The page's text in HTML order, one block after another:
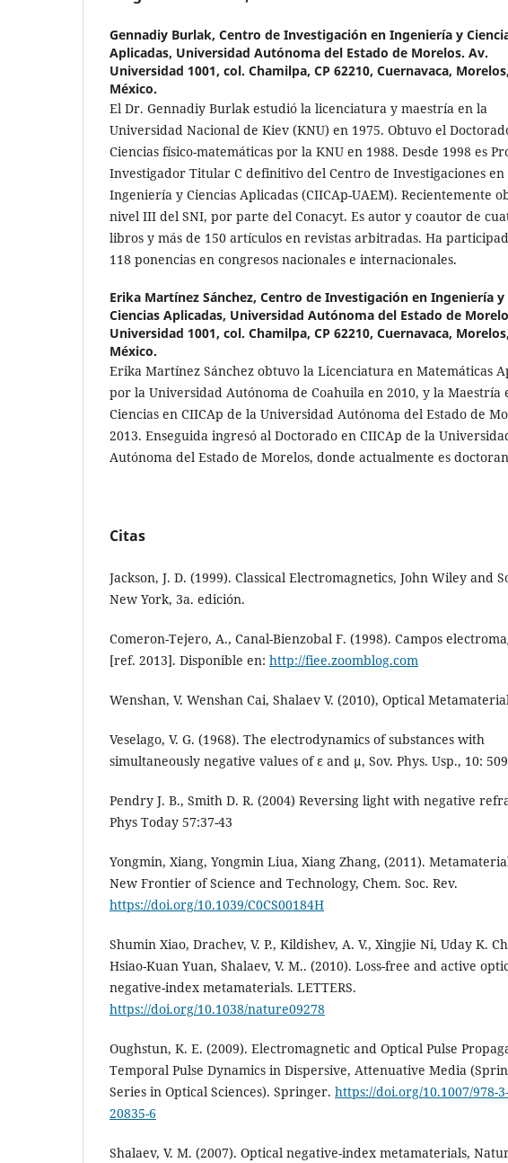
Gennadiy Burlak, Centro de Investigación en Ingeniería y
Aplicadas, Universidad Autónoma del Estado de Morelos. Av.
Universidad 1001, col. Chamilpa, CP 62210, Cuernavaca, Morelos,
México.
El Dr. Gennadiy Burlak estudió la licenciatura y maestría en la
Universidad Nacional de Kiev (KNU) en 1975. Obtuvo el
Ciencias físico-matemáticas por la KNU en 1988. Desde 1998 es
Investigador Titular C definitivo del Centro de Investigaciones en
Ingeniería y Ciencias Aplicadas (CIICAp-UAEM). Recientemente
nivel III del SNI, por parte del Conacyt. Es autor y coautor de
libros y más de 150 artículos en revistas arbitradas. Ha
118 ponencias en congresos nacionales e internacionales.
Erika Martínez Sánchez, Centro de Investigación en Ingeniería y
Ciencias Aplicadas, Universidad Autónoma del Estado de
Universidad 1001, col. Chamilpa, CP 62210, Cuernavaca, Morelos,
México.
Erika Martínez Sánchez obtuvo la Licenciatura en Matemáticas
por la Universidad Autónoma de Coahuila en 2010, y la Maestría
Ciencias en CIICAp de la Universidad Autónoma del Estado de
2013. Enseguida ingresó al Doctorado en CIICAp de la
Autónoma del Estado de Morelos, donde actualmente es
Citas
Jackson, J. D. (1999). Classical Electromagnetics, John Wiley and
New York, 3a. edición.
Comeron-Tejero, A., Canal-Bienzobal F. (1998). Campos
[ref. 2013]. Disponible en: http://fiee.zoomblog.com
Wenshan, V. Wenshan Cai, Shalaev V. (2010), Optical
Veselago, V. G. (1968). The electrodynamics of substances with
simultaneously negative values of ε and μ, Sov. Phys. Usp., 10:
Pendry J. B., Smith D. R. (2004) Reversing light with negative
Phys Today 57:37-43
Yongmin, Xiang, Yongmin Liua, Xiang Zhang, (2011).
New Frontier of Science and Technology, Chem. Soc. Rev.
https://doi.org/10.1039/C0CS00184H
Shumin Xiao, Drachev, V. P., Kildishev, A. V., Xingjie Ni, Uday K.
Hsiao-Kuan Yuan, Shalaev, V. M.. (2010). Loss-free and active
negative-index metamaterials. LETTERS.
https://doi.org/10.1038/nature09278
Oughstun, K. E. (2009). Electromagnetic and Optical Pulse
Temporal Pulse Dynamics in Dispersive, Attenuative Media
Series in Optical Sciences). Springer. https://doi.org/10.1007/978-
20835-6
Shalaev, V. M. (2007). Optical negative-index metamaterials,